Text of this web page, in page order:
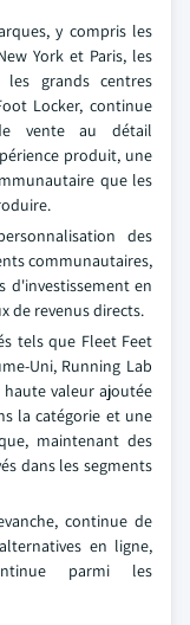
y compris les
York et Paris, les
les grands centres
Locker, continue
vente au détail
produit, une
que les
des
communautaires,
d'investissement en
de revenus directs.
tels que Fleet Feet
Uni, Running Lab
valeur ajoutée
la catégorie et une
maintenant des
dans les segments
continue de
en ligne,
parmi les